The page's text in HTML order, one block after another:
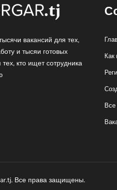
вакансий для тех,
и тысяи готовых
кто ищет сотрудника
Как
Все
Все права защищены.